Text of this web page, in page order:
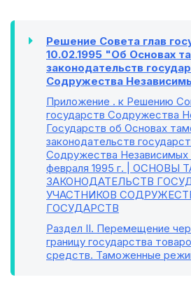
Решение Совета глав
10.02.1995 "Об Основах
законодательств
Содружества
Приложение . к Решению
государств Содружества
Государств об Основах
законодательств
Содружества Независимых
февраля 1995 г. |
ЗАКОНОДАТЕЛЬСТВ
УЧАСТНИКОВ
ГОСУДАРСТВ
Раздел II. Перемещение
границу государства
средств. Таможенные